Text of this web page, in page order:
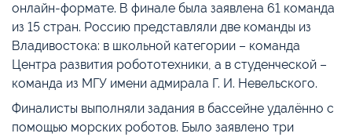
онлайн-формате. В финале была заявлена 61 команда
из 15 стран. Россию представляли две команды из
Владивостока: в школьной категории – команда
Центра развития робототехники, а в студенческой –
команда из МГУ имени адмирала Г. И. Невельского.
Финалисты выполняли задания в бассейне удалённо с
помощью морских роботов. Было заявлено три